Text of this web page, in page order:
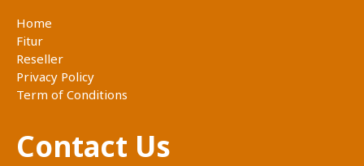
Home
Fitur
Reseller
Privacy Policy
Term of Conditions
Contact Us